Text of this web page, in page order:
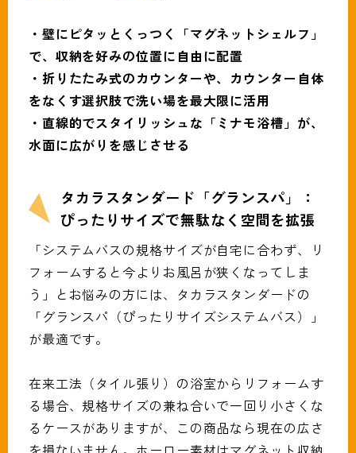
・壁にピタッとくっつく「マグネットシェルフ」
で、収納を好みの位置に自由に配置
・折りたたみ式のカウンターや、カウンター自体
をなくす選択肢で洗い場を最大限に活用
・直線的でスタイリッシュな「ミナモ浴槽」が、
水面に広がりを感じさせる
タカラスタンダード「グランスパ」：
ぴったりサイズで無駄なく空間を拡張
「システムバスの規格サイズが自宅に合わず、リ
フォームすると今よりお風呂が狭くなってしま
う」とお悩みの方には、タカラスタンダードの
「グランスパ（ぴったりサイズシステムバス）」
が最適です。
在来工法（タイル張り）の浴室からリフォームす
る場合、規格サイズの兼ね合いで一回り小さくな
るケースがありますが、この商品なら現在の広さ